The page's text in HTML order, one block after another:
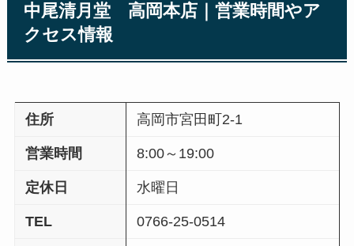
中尾清月堂 高岡本店｜営業時間やア
クセス情報
住所 高岡市宮田町2-1
営業時間 8:00～19:00
定休日 水曜日
TEL 0766-25-0514